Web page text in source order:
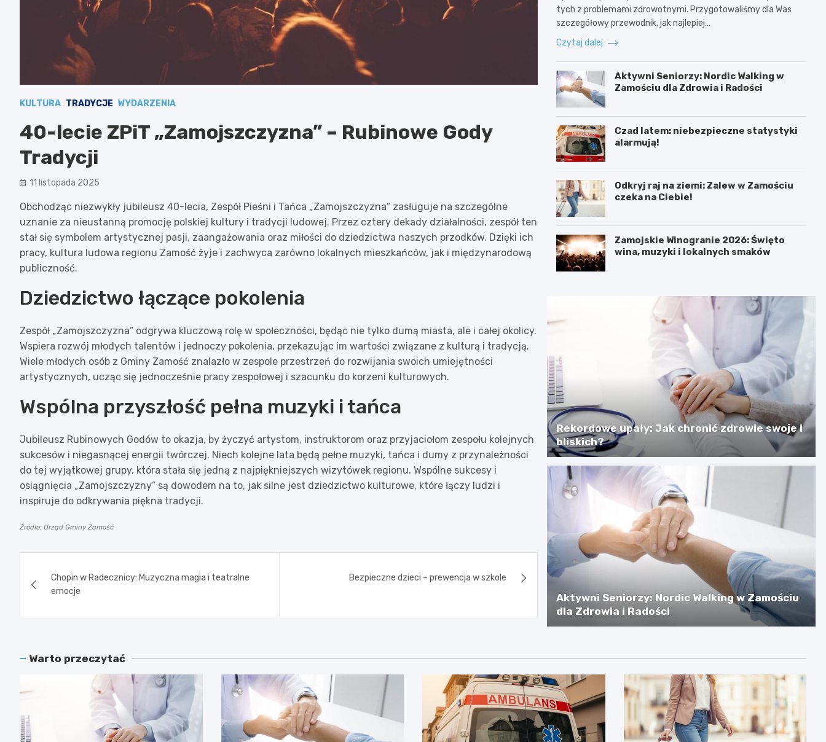
KULTURA TRADYCJE WYDARZENIA
40-lecie ZPiT „Zamojszczyzna” – Rubinowe Gody
Tradycji
11 listopada 2025
Obchodząc niezwykły jubileusz 40-lecia, Zespół Pieśni i Tańca „Zamojszczyzna” zasługuje na szczególne
uznanie za nieustanną promocję polskiej kultury i tradycji ludowej. Przez cztery dekady działalności, zespół ten
stał się symbolem artystycznej pasji, zaangażowania oraz miłości do dziedzictwa naszych przodków. Dzięki ich
pracy, kultura ludowa regionu Zamość żyje i zachwyca zarówno lokalnych mieszkańców, jak i międzynarodową
publiczność.
Dziedzictwo łączące pokolenia
Zespół „Zamojszczyzna” odgrywa kluczową rolę w społeczności, będąc nie tylko dumą miasta, ale i całej okolicy.
Wspiera rozwój młodych talentów i jednoczy pokolenia, przekazując im wartości związane z kulturą i tradycją.
Wiele młodych osób z Gminy Zamość znalazło w zespole przestrzeń do rozwijania swoich umiejętności
artystycznych, ucząc się jednocześnie pracy zespołowej i szacunku do korzeni kulturowych.
Wspólna przyszłość pełna muzyki i tańca
Jubileusz Rubinowych Godów to okazja, by życzyć artystom, instruktorom oraz przyjaciołom zespołu kolejnych
sukcesów i niegasnącej energii twórczej. Niech kolejne lata będą pełne muzyki, tańca i dumy z przynależności
do tej wyjątkowej grupy, która stała się jedną z najpiękniejszych wizytówek regionu. Wspólne sukcesy i
osiągnięcia „Zamojszczyzny” są dowodem na to, jak silne jest dziedzictwo kulturowe, które łączy ludzi i
inspiruje do odkrywania piękna tradycji.
Źródło: Urząd Gminy Zamość
wpisu
Chopin w Radecznicy: Muzyczna magia i teatralne
emocje
Bezpieczne dzieci – prewencja w szkole
tych z problemami zdrowotnymi. Przygotowaliśmy dla Was
szczegółowy przewodnik, jak najlepiej…
Czytaj dalej
Aktywni Seniorzy: Nordic Walking w
Zamościu dla Zdrowia i Radości
Czad latem: niebezpieczne statystyki
alarmują!
Odkryj raj na ziemi: Zalew w Zamościu
czeka na Ciebie!
Zamojskie Winogranie 2026: Święto
wina, muzyki i lokalnych smaków
Rekordowe upały: Jak chronić zdrowie swoje i
bliskich?
Aktywni Seniorzy: Nordic Walking w Zamościu
dla Zdrowia i Radości
Warto przeczytać